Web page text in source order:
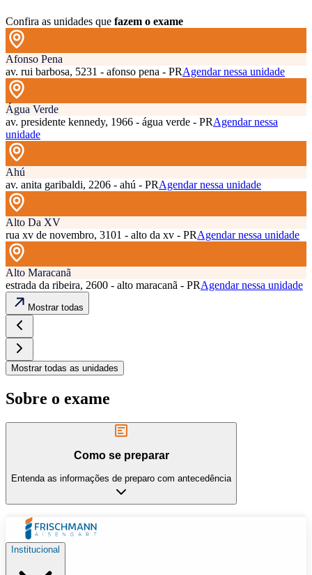
Confira as unidades que fazem o exame
Afonso Pena
av. rui barbosa, 5231 - afonso pena - PRAgendar nessa unidade
Água Verde
av. presidente kennedy, 1966 - água verde - PRAgendar nessa
unidade
Ahú
av. anita garibaldi, 2206 - ahú - PRAgendar nessa unidade
Alto Da XV
rua xv de novembro, 3101 - alto da xv - PRAgendar nessa unidade
Alto Maracanã
estrada da ribeira, 2600 - alto maracanã - PRAgendar nessa unidade
Mostrar todas
Mostrar todas as unidades
Sobre o exame
Como se preparar
Entenda as informações de preparo com antecedência
Institucional